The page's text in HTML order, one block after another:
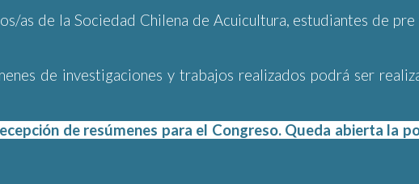
as de la Sociedad Chilena de Acuicultura, estudiantes de
de investigaciones y trabajos realizados podrá ser
de resúmenes para el Congreso. Queda abierta la